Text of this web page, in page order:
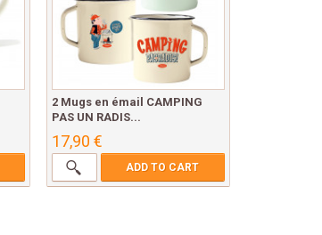
2 Mugs en émail CAMPING
PAS UN RADIS...
17,90 €
ADD TO CART